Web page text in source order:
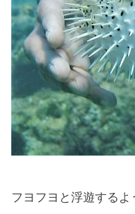
フヨフヨと浮遊する